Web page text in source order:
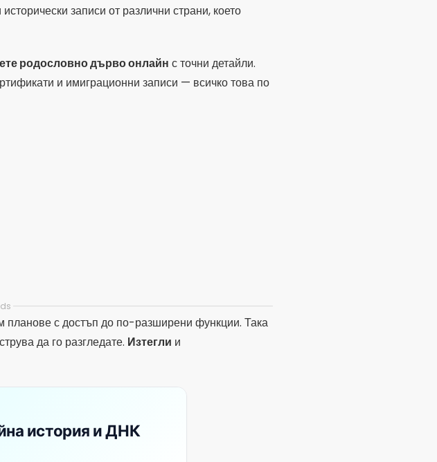
записи от различни страни, което
родословно дърво онлайн с точни детайли.
и имиграционни записи — всичко това по
изтегляния 80 милиона